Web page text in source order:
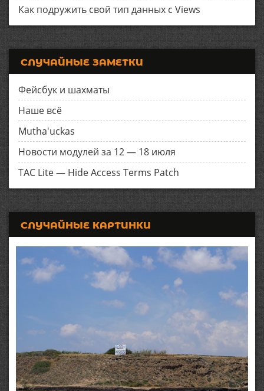
Как подружить свой тип данных с Views
СЛУЧАЙНЫЕ ЗАМЕТКИ
Фейсбук и шахматы
Наше всё
Mutha'uckas
Новости модулей за 12 — 18 июля
TAC Lite — Hide Access Terms Patch
СЛУЧАЙНЫЕ КАРТИНКИ